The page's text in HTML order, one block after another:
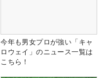
今年も男女プロが強い「キャ
ロウェイ」のニュース一覧は
こちら！